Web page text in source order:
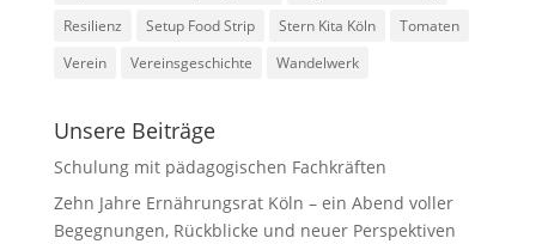
Resilienz
Setup Food Strip Stern Kita Köln
Tomaten
Verein
Vereinsgeschichte Wandelwerk
Unsere Beiträge
Schulung mit pädagogischen Fachkräften
Zehn Jahre Ernährungsrat Köln – ein Abend voller
Begegnungen, Rückblicke und neuer Perspektiven